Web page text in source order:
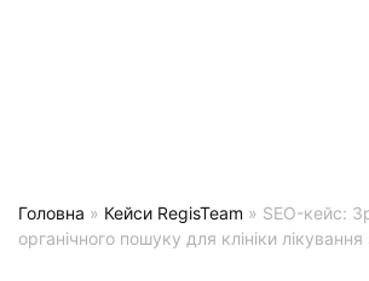
Головна » Кейси RegisTeam » SEO-кейс:
органічного пошуку для клініки